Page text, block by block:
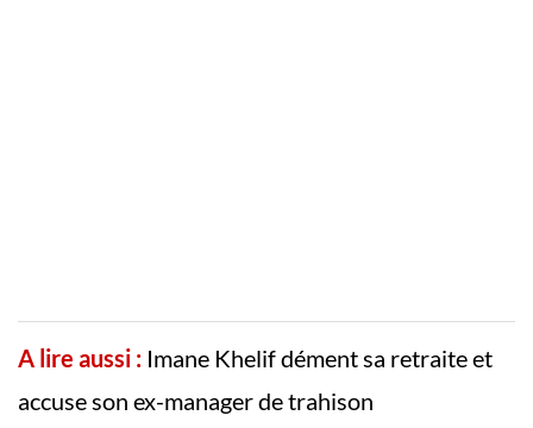
A lire aussi : Imane Khelif dément sa retraite et
accuse son ex-manager de trahison